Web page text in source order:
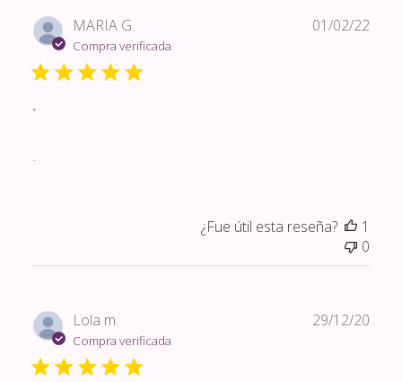
MARIA G.
Compra verificada
.
.
01/02/22
¿Fue útil esta reseña?
1
0
Lola m.
Compra verificada
29/12/20